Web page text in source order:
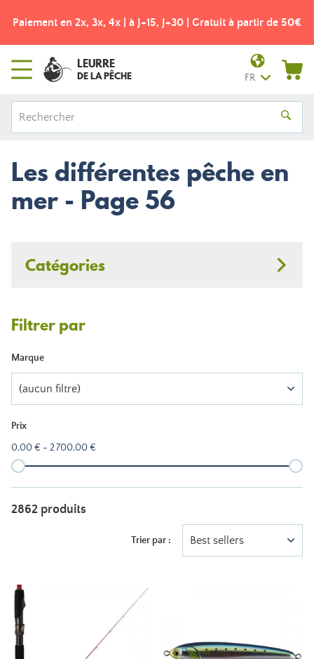
Paiement en 2x, 3x, 4x | à J+15, J+30 | Gratuit à partir de 50€
LEURRE
DE LA PÊCHE FR
Les différentes pêche en
mer - Page 56
Catégories
Filtrer par
Marque
(aucun filtre)
Prix
0,00 € - 2 700,00 €
2862 produits
Trier par : Best sellers